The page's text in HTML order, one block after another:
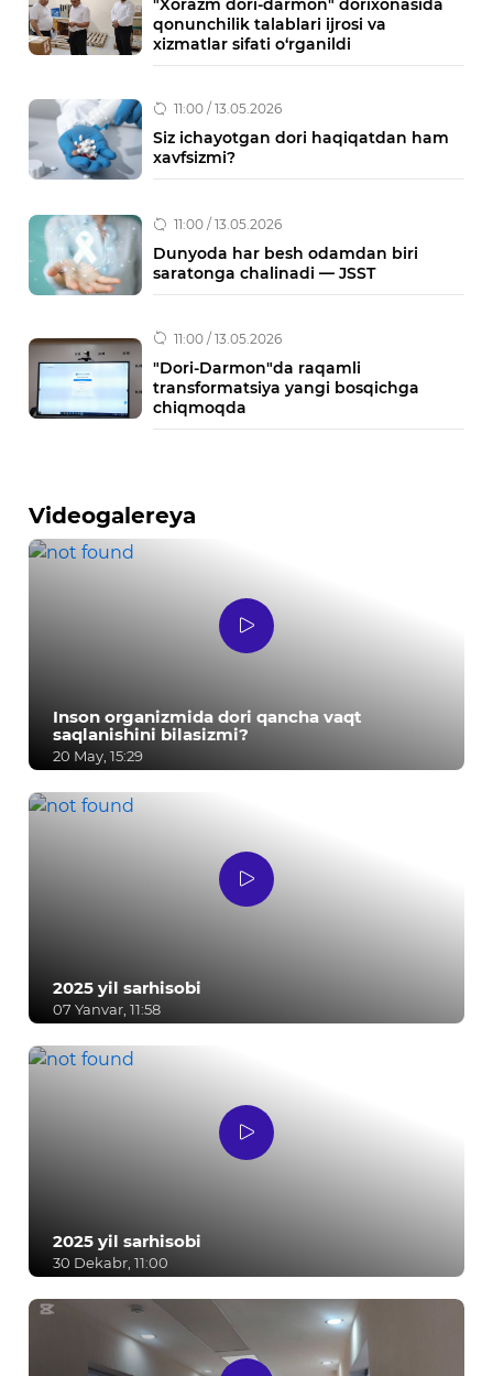
"Xorazm dori-darmon" dorixonasida
qonunchilik talablari ijrosi va
xizmatlar sifati o‘rganildi
11:00 / 13.05.2026
Siz ichayotgan dori haqiqatdan ham
xavfsizmi?
11:00 / 13.05.2026
Dunyoda har besh odamdan biri
saratonga chalinadi — JSST
11:00 / 13.05.2026
"Dori-Darmon"da raqamli
transformatsiya yangi bosqichga
chiqmoqda
Videogalereya
Inson organizmida dori qancha vaqt
saqlanishini bilasizmi?
20 May, 15:29
2025 yil sarhisobi
07 Yanvar, 11:58
2025 yil sarhisobi
30 Dekabr, 11:00